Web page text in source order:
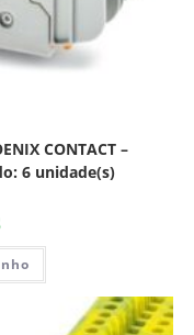
CONTACT –
6 unidade(s)